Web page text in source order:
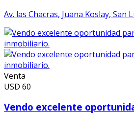
Av. las Chacras, Juana Koslay, San
Venta
USD 60
Vendo excelente